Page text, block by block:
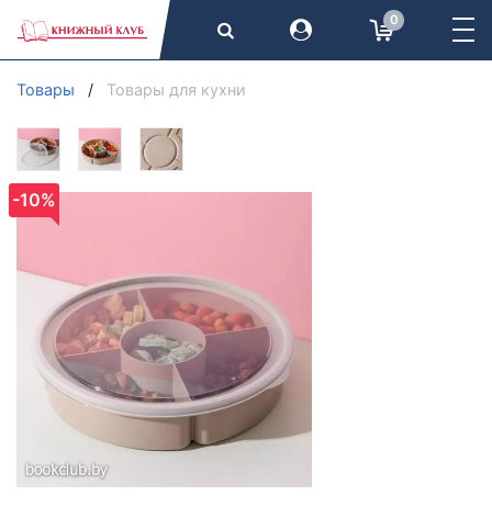
0
Товары Товары для кухни
-10%